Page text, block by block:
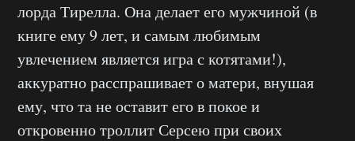
лорда Тирелла. Она делает его мужчиной (в
книге ему 9 лет, и самым любимым
увлечением является игра с котятами!),
аккуратно расспрашивает о матери, внушая
ему, что та не оставит его в покое и
откровенно троллит Серсею при своих